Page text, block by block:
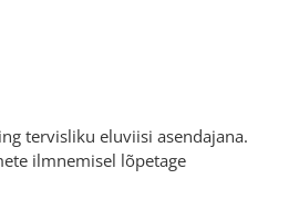
tervisliku eluviisi asendajana.
ilmnemisel lõpetage